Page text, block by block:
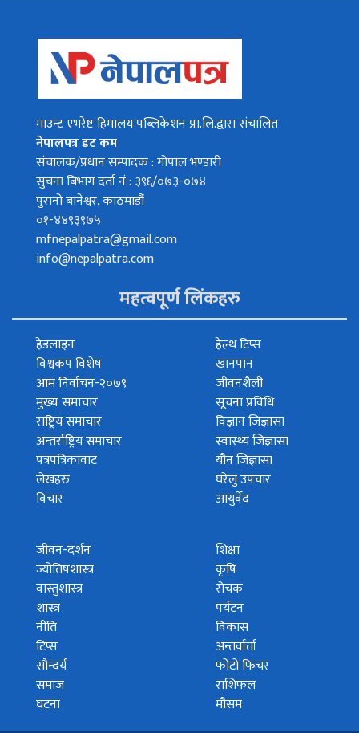
माउन्ट एभरेष्ट हिमालय पब्लिकेशन प्रा.लि.द्वारा संचालित
नेपालपत्र डट कम
संचालक/प्रधान सम्पादक : गोपाल भण्डारी
सुचना बिभाग दर्ता नं : ३९६/०७३-०७४
पुरानो बानेश्वर, काठमाडौं
०१-४४९३९७५
mfnepalpatra@gmail.com
info@nepalpatra.com
महत्वपूर्ण लिंकहरु
हेडलाइन
विश्वकप विशेष
आम निर्वाचन-२०७९
मुख्य समाचार
राष्ट्रिय समाचार
अन्तर्राष्ट्रिय समाचार
पत्रपत्रिकावाट
लेखहरु
विचार
हेल्थ टिप्स
खानपान
जीवनशैली
सूचना प्रविधि
विज्ञान जिज्ञासा
स्वास्थ्य जिज्ञासा
यौन जिज्ञासा
घरेलु उपचार
आयुर्वेद
जीवन-दर्शन
ज्योतिषशास्त्र
वास्तुशास्त्र
शास्त्र
नीति
टिप्स
सौन्दर्य
समाज
घटना
शिक्षा
कृषि
रोचक
पर्यटन
विकास
अन्तर्वार्ता
फोटो फिचर
राशिफल
मौसम